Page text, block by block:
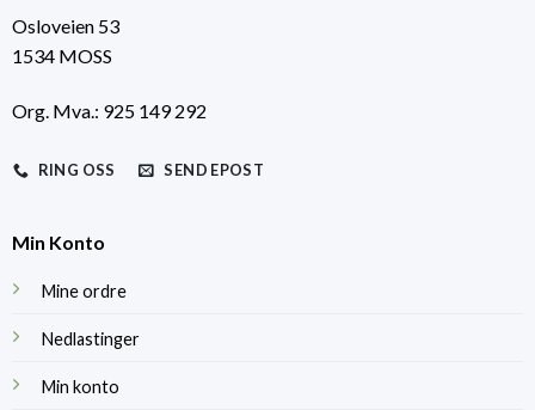
Osloveien 53
1534 MOSS
Org. Mva.: 925 149 292
RING OSS SEND EPOST
Min Konto
Mine ordre
Nedlastinger
Min konto